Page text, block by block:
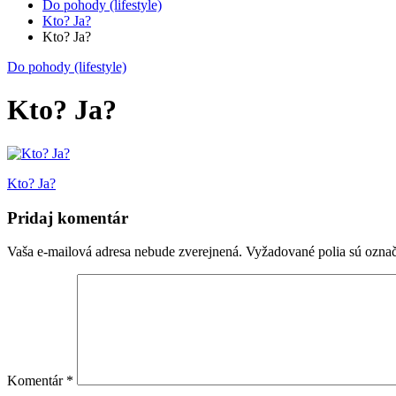
Do pohody (lifestyle)
Kto? Ja?
Kto? Ja?
Do pohody (lifestyle)
Kto? Ja?
Navigácia
v
článku
Kto? Ja?
Pridaj komentár
Vaša e-mailová adresa nebude zverejnená. Vyžadované polia sú
Komentár *